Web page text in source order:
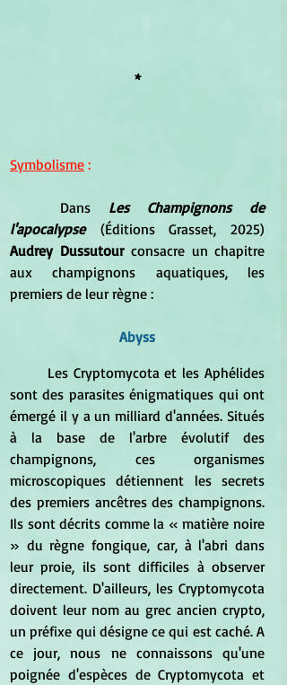
*
Symbolisme :
Dans Les Champignons de
l'apocalypse
Audrey Dussutour consacre un chapitre
aux champignons aquatiques, les
premiers de leur règne :
Abyss
sont des parasites énigmatiques qui ont
émergé il y a un milliard d'années. Situés
à la base de l'arbre évolutif des
champignons, ces organismes
microscopiques détiennent les secrets
des premiers ancêtres des champignons.
Ils sont décrits comme la « matière noire
» du règne fongique, car, à l'abri dans
leur proie, ils sont difficiles à observer
directement. D'ailleurs, les Cryptomycota
doivent leur nom au grec ancien crypto,
un préfixe qui désigne ce qui est caché. A
ce jour, nous ne connaissons qu'une
poignée d'espèces de Cryptomycota et